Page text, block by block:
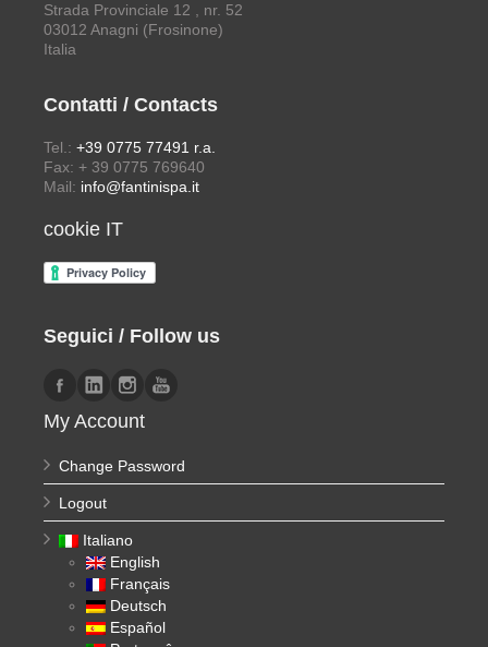
Strada Provinciale 12 , nr. 52
03012 Anagni (Frosinone)
Italia
Contatti / Contacts
Tel.: +39 0775 77491 r.a.
Fax: + 39 0775 769640
Mail: info@fantinispa.it
cookie IT
Seguici / Follow us
My Account
Change Password
Logout
Italiano
English
Français
Deutsch
Español